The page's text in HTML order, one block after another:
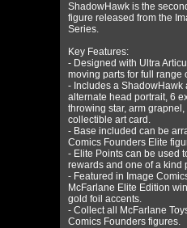
ShadowHawk is the
figure released from the
Series.
Key Features:
- Designed with Ultra
moving parts for full range
- Includes a ShadowHawk
alternate head portrait, 6
throwing star, arm
collectible art card.
- Base included can be
Comics Founders Elite
- Elite Points can be used
rewards and one of a kind
- Featured in Image
McFarlane Elite Edition
gold foil accents.
- Collect all McFarlane
Comics Founders figures.